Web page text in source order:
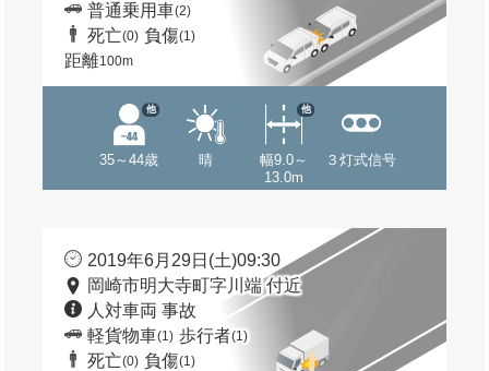
普通乗用車(2)
死亡(0) 負傷(1)
距離100m
35～44歳
他
晴
幅9.0～
13.0m
他
３灯式信号
2019年6月29日(土)09:30
岡崎市明大寺町字川端 付近
人対車両 事故
軽貨物車(1) 歩行者(1)
死亡(0) 負傷(1)